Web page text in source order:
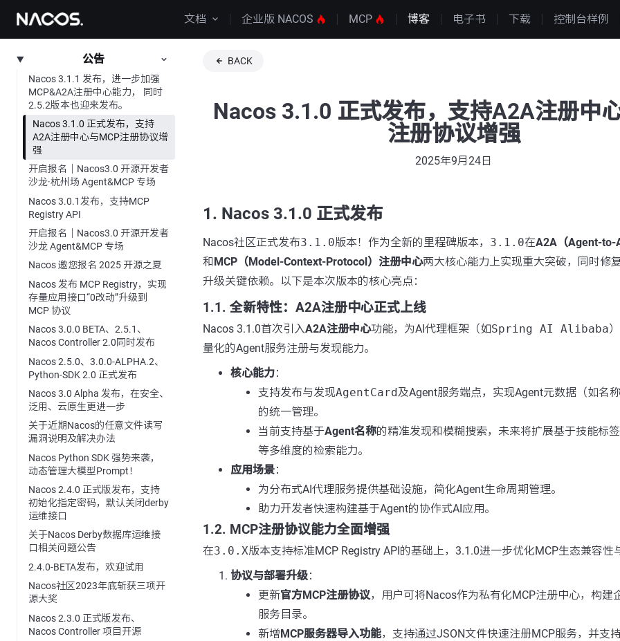
文档 企业版 NACOS MCP 博客 电子书 下载 控制台样例
公告
Nacos 3.1.1 发布，进一步加强
MCP&A2A注册中心能力， 同时
2.5.2版本也迎来发布。
Nacos 3.1.0 正式发布，支持
A2A注册中心与MCP注册协议增
强
开启报名｜Nacos3.0 开源开发者
沙龙·杭州场 Agent&MCP 专场
Nacos 3.0.1发布，支持MCP
Registry API
开启报名｜Nacos3.0 开源开发者
沙龙 Agent&MCP 专场
Nacos 邀您报名 2025 开源之夏
Nacos 发布 MCP Registry，实现
存量应用接口“0改动”升级到
MCP 协议
Nacos 3.0.0 BETA、2.5.1、
Nacos Controller 2.0同时发布
Nacos 2.5.0、3.0.0-ALPHA.2、
Python-SDK 2.0 正式发布
Nacos 3.0 Alpha 发布，在安全、
泛用、云原生更进一步
关于近期Nacos的任意文件读写
漏洞说明及解决办法
Nacos Python SDK 强势来袭，
动态管理大模型Prompt！
Nacos 2.4.0 正式版发布，支持
初始化指定密码，默认关闭derby
运维接口
关于Nacos Derby数据库运维接
口相关问题公告
2.4.0-BETA发布，欢迎试用
Nacos社区2023年底斩获三项开
源大奖
Nacos 2.3.0 正式版发布、
Nacos Controller 项目开源
BACK
Nacos 3.1.0 正式发布，支持A2A注册中
注册协议增强
2025年9月24日
1. Nacos 3.1.0 正式发布
Nacos社区正式发布3.1.0版本！作为全新的里程碑版本， 3.1.0在A2A（Agent-to-
和MCP（Model-Context-Protocol）注册中心两大核心能力上实现重大突破，同时修
升级关键依赖。以下是本次版本的核心亮点：
1.1. 全新特性：A2A注册中心正式上线
Nacos 3.1.0首次引入A2A注册中心功能，为AI代理框架（如Spring AI Alibaba
量化的Agent服务注册与发现能力。
核心能力：
支持发布与发现AgentCard及Agent服务端点，实现Agent元数据（如名称
的统一管理。
当前支持基于Agent名称的精准发现和模糊搜索，未来将扩展基于技能标
等多维度的检索能力。
应用场景：
为分布式AI代理服务提供基础设施，简化Agent生命周期管理。
助力开发者快速构建基于Agent的协作式AI应用。
1.2. MCP注册协议能力全面增强
在3.0.X版本支持标准MCP Registry API的基础上，3.1.0进一步优化MCP生态兼容性
协议与部署升级：
更新官方MCP注册协议，用户可将Nacos作为私有化MCP注册中心，构建
服务目录。
新增MCP服务器导入功能，支持通过JSON文件快速注册MCP服务，并支